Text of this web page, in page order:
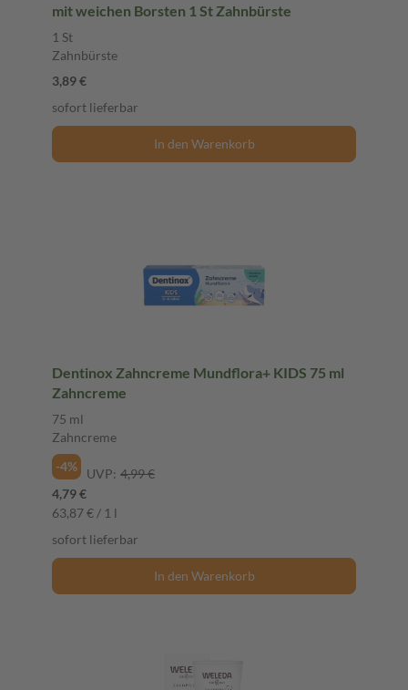
mit weichen Borsten 1 St Zahnbürste
1 St
Zahnbürste
3,89 €
sofort lieferbar
In den Warenkorb
Dentinox Zahncreme Mundflora+ KIDS 75 ml
Zahncreme
75 ml
Zahncreme
-4%
UVP: 4,99 €
4,79 €
63,87 € / 1 l
sofort lieferbar
In den Warenkorb